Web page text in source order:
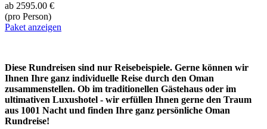
ab 2595.00 €
(pro Person)
Paket anzeigen
Diese Rundreisen sind nur Reisebeispiele. Gerne können wir
Ihnen Ihre ganz individuelle Reise durch den Oman
zusammenstellen. Ob im traditionellen Gästehaus oder im
ultimativen Luxushotel - wir erfüllen Ihnen gerne den Traum
aus 1001 Nacht und finden Ihre ganz persönliche Oman
Rundreise!